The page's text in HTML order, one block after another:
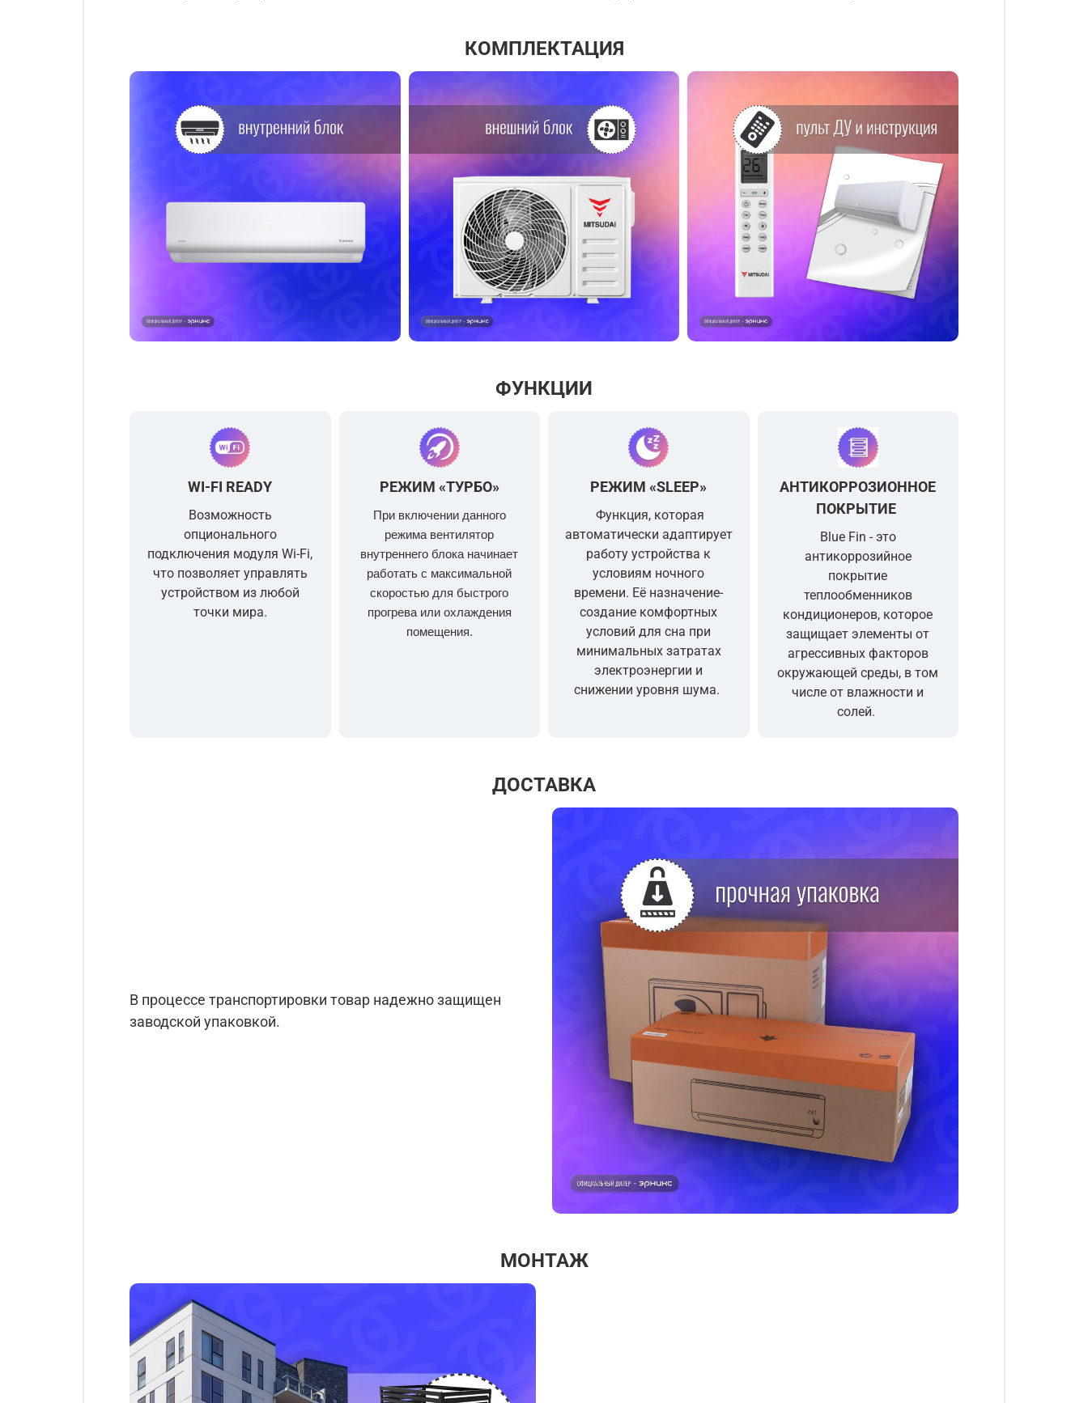
КОМПЛЕКТАЦИЯ
ФУНКЦИИ
WI-FI READY
Возможность
опционального
подключения модуля Wi-Fi,
что позволяет управлять
устройством из любой
точки мира.
РЕЖИМ «ТУРБО»
При включении данного
режима вентилятор
внутреннего блока начинает
работать с максимальной
скоростью для быстрого
прогрева или охлаждения
помещения.
РЕЖИМ «SLEEP»
Функция, которая
автоматически адаптирует
работу устройства к
условиям ночного
времени. Её назначение-
создание комфортных
условий для сна при
минимальных затратах
электроэнергии и
снижении уровня шума.
АНТИКОРРОЗИОННОЕ
ПОКРЫТИЕ
Blue Fin - это
антикоррозийное
покрытие
теплообменников
кондиционеров, которое
защищает элементы от
агрессивных факторов
окружающей среды, в том
числе от влажности и
солей.
ДОСТАВКА
В процессе транспортировки товар надежно защищен
заводской упаковкой.
МОНТАЖ